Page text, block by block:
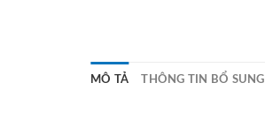
MÔ TẢ THÔNG TIN BỔ SUNG